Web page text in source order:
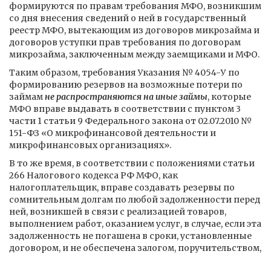
формируются по правам требования МФО, возникшим
со дня внесения сведений о ней в государственный
реестр МФО, вытекающим из договоров микрозайма и
договоров уступки прав требования по договорам
микрозайма, заключенным между заемщиками и МФО.
Таким образом, требования Указания № 4054-У по
формированию резервов на возможные потери по
займамне распространяются на иные займы, которые
МФО вправе выдавать в соответствии с пунктом 3
части 1 статьи 9 Федерального закона от 02.07.2010 №
151-ФЗ «О микрофинансовой деятельности и
микрофинансовых организациях».
В то же время, в соответствии с положениями статьи
266 Налогового кодекса РФ МФО, как
налогоплательщик, вправе создавать резервы по
сомнительным долгам по любой задолженности перед
ней, возникшей в связи с реализацией товаров,
выполнением работ, оказанием услуг, в случае, если эта
задолженность не погашена в сроки, установленные
договором, и не обеспечена залогом, поручительством,